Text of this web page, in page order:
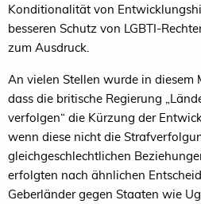
Konditionalität von
besseren Schutz von LGBTI-
zum Ausdruck.
An vielen Stellen wurde in diesem
dass die britische Regierung
verfolgen“ die Kürzung der
wenn diese nicht die
gleichgeschlechtlichen
erfolgten nach ähnlichen
Geberländer gegen Staaten wie